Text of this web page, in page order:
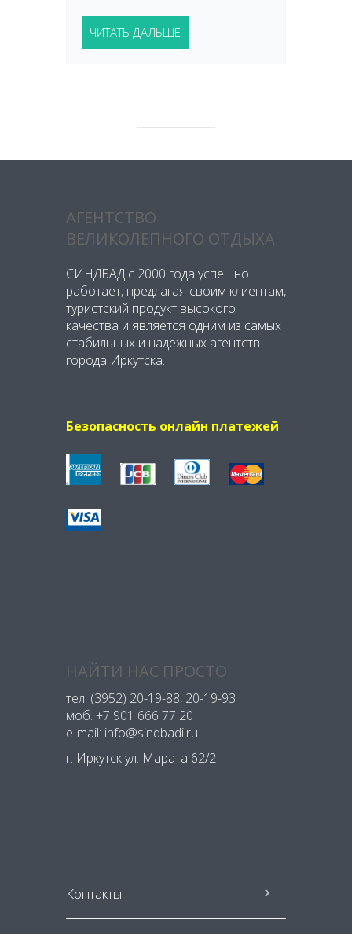
ЧИТАТЬ ДАЛЬШЕ
АГЕНТСТВО
ВЕЛИКОЛЕПНОГО ОТДЫХА
СИНДБАД с 2000 года успешно
работает, предлагая своим клиентам,
туристский продукт высокого
качества и является одним из самых
стабильных и надежных агентств
города Иркутска.
Безопасность онлайн платежей
НАЙТИ НАС ПРОСТО
тел. (3952) 20-19-88, 20-19-93
моб. +7 901 666 77 20
e-mail: info@sindbadi.ru
г. Иркутск ул. Марата 62/2
Контакты